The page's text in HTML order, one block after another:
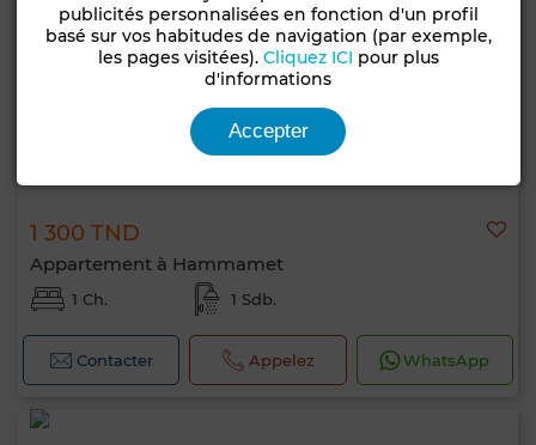
1 300 TND
Appartement à Hammamet
1 Ch. 1 Sdb.
Contacter Appelez WhatsApp
publicités personnalisées en fonction d'un profil
basé sur vos habitudes de navigation (par exemple,
les pages visitées). Cliquez ICI pour plus
d'informations
Accepter